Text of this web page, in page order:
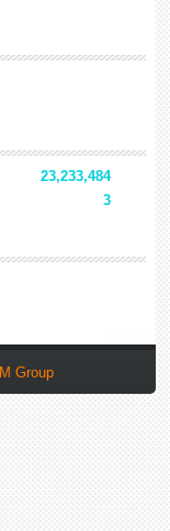
23,233,484
3
IM Group